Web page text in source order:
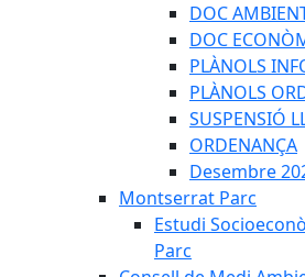
DOC
DOC
PLÀNOLS
PLÀNOLS
SUSPENSIÓ
ORDENANÇA
Desembre
Montserrat Parc
Estudi
Parc